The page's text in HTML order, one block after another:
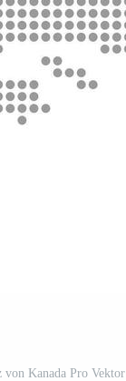
von Kanada Pro Vektor